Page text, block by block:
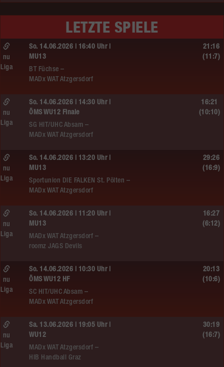
LETZTE SPIELE
So. 14.06.2026 | 16:40 Uhr |
MU13
BT Füchse –
MADx WAT Atzgersdorf
nu
Liga
21:16
(11:7)
So. 14.06.2026 | 14:30 Uhr |
ÖMS WU12 Finale
SG HIT/UHC Absam –
MADx WAT Atzgersdorf
nu
Liga
16:21
(10:10)
So. 14.06.2026 | 13:20 Uhr |
MU13
Sportunion DIE FALKEN St. Pölten –
MADx WAT Atzgersdorf
nu
Liga
29:26
(16:9)
So. 14.06.2026 | 11:20 Uhr |
MU13
MADx WAT Atzgersdorf –
roomz JAGS Devils
nu
Liga
16:27
(6:12)
So. 14.06.2026 | 10:30 Uhr |
ÖMS WU12 HF
SC HIT/UHC Absam –
MADx WAT Atzgersdorf
nu
Liga
20:13
(10:6)
Sa. 13.06.2026 | 19:05 Uhr |
WU12
MADx WAT Atzgersdorf –
HIB Handball Graz
nu
Liga
30:19
(16:7)